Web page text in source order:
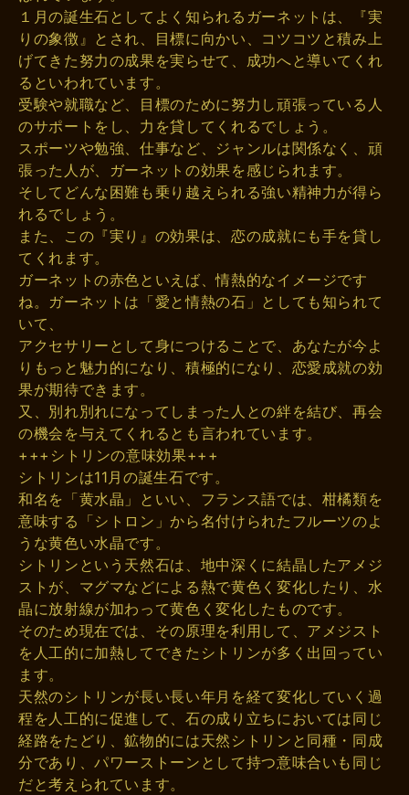
１月の誕生石としてよく知られるガーネットは、『実
りの象徴』とされ、目標に向かい、コツコツと積み上
げてきた努力の成果を実らせて、成功へと導いてくれ
るといわれています。
受験や就職など、目標のために努力し頑張っている人
のサポートをし、力を貸してくれるでしょう。
スポーツや勉強、仕事など、ジャンルは関係なく、頑
張った人が、ガーネットの効果を感じられます。
そしてどんな困難も乗り越えられる強い精神力が得ら
れるでしょう。
また、この『実り』の効果は、恋の成就にも手を貸し
てくれます。
ガーネットの赤色といえば、情熱的なイメージです
ね。ガーネットは「愛と情熱の石」としても知られて
いて、
アクセサリーとして身につけることで、あなたが今よ
りもっと魅力的になり、積極的になり、恋愛成就の効
果が期待できます。
又、別れ別れになってしまった人との絆を結び、再会
の機会を与えてくれるとも言われています。
+++シトリンの意味効果+++
シトリンは11月の誕生石です。
和名を「黄水晶」といい、フランス語では、柑橘類を
意味する「シトロン」から名付けられたフルーツのよ
うな黄色い水晶です。
シトリンという天然石は、地中深くに結晶したアメジ
ストが、マグマなどによる熱で黄色く変化したり、水
晶に放射線が加わって黄色く変化したものです。
そのため現在では、その原理を利用して、アメジスト
を人工的に加熱してできたシトリンが多く出回ってい
ます。
天然のシトリンが長い長い年月を経て変化していく過
程を人工的に促進して、石の成り立ちにおいては同じ
経路をたどり、鉱物的には天然シトリンと同種・同成
分であり、パワーストーンとして持つ意味合いも同じ
だと考えられています。